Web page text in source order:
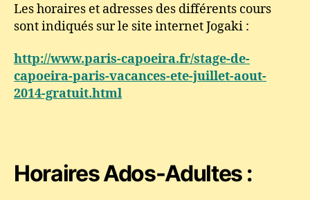
Les horaires et adresses des différents cours
sont indiqués sur le site internet Jogaki :
http://www.paris-capoeira.fr/stage-de-
capoeira-paris-vacances-ete-juillet-aout-
2014-gratuit.html
Horaires Ados-Adultes :